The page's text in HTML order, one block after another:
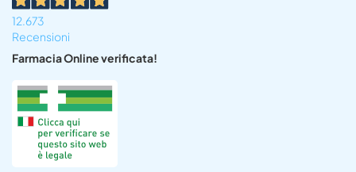
12.673
Recensioni
Farmacia Online verificata!